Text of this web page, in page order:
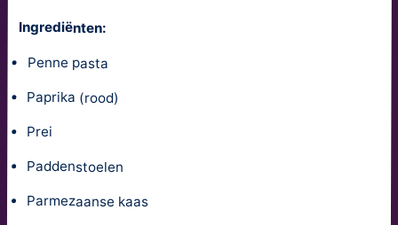
Ingrediënten:
Penne pasta
Paprika (rood)
Prei
Paddenstoelen
Parmezaanse kaas